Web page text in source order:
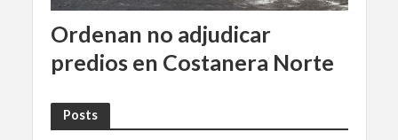
Ordenan no adjudicar
predios en Costanera Norte
Posts